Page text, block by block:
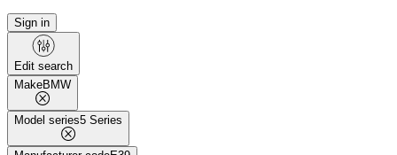
Sign in
Edit search
MakeBMW
Model series5 Series